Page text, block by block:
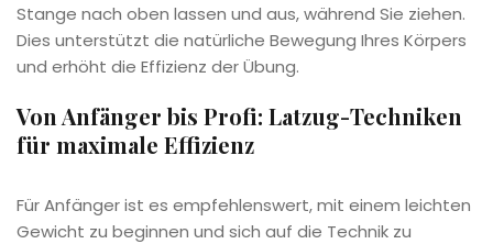
Stange nach oben lassen und aus, während Sie ziehen.
Dies unterstützt die natürliche Bewegung Ihres Körpers
und erhöht die Effizienz der Übung.
Von Anfänger bis Profi: Latzug-Techniken
für maximale Effizienz
Für Anfänger ist es empfehlenswert, mit einem leichten
Gewicht zu beginnen und sich auf die Technik zu